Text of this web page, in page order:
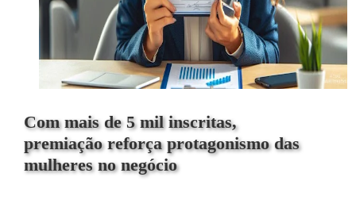
Com mais de 5 mil inscritas,
premiação reforça protagonismo das
mulheres no negócio